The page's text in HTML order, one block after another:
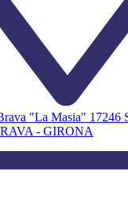
"La Masia" 17246
- GIRONA